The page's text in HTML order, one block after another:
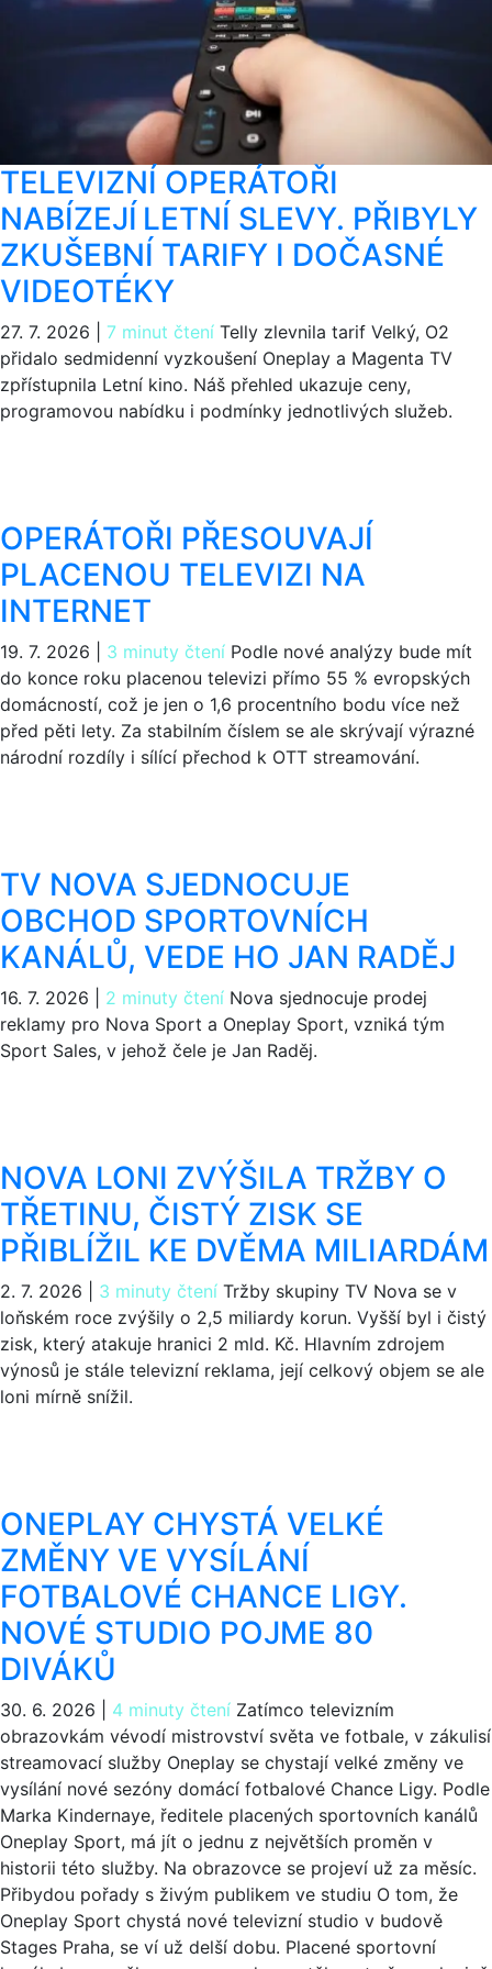
TELEVIZNÍ OPERÁTOŘI
NABÍZEJÍ LETNÍ SLEVY. PŘIBYLY
ZKUŠEBNÍ TARIFY I DOČASNÉ
VIDEOTÉKY
27. 7. 2026 7 minut čtení Telly zlevnila tarif Velký, O2
přidalo sedmidenní vyzkoušení Oneplay a Magenta TV
zpřístupnila Letní kino. Náš přehled ukazuje ceny,
programovou nabídku i podmínky jednotlivých služeb.
OPERÁTOŘI PŘESOUVAJÍ
PLACENOU TELEVIZI NA
INTERNET
19. 7. 2026 3 minuty čtení Podle nové analýzy bude mít
do konce roku placenou televizi přímo 55 % evropských
domácností, což je jen o 1,6 procentního bodu více než
před pěti lety. Za stabilním číslem se ale skrývají výrazné
národní rozdíly i sílící přechod k OTT streamování.
TV NOVA SJEDNOCUJE
OBCHOD SPORTOVNÍCH
KANÁLŮ, VEDE HO JAN RADĚJ
16. 7. 2026 2 minuty čtení Nova sjednocuje prodej
reklamy pro Nova Sport a Oneplay Sport, vzniká tým
Sport Sales, v jehož čele je Jan Raděj.
NOVA LONI ZVÝŠILA TRŽBY O
TŘETINU, ČISTÝ ZISK SE
PŘIBLÍŽIL KE DVĚMA MILIARDÁM
2. 7. 2026 3 minuty čtení Tržby skupiny TV Nova se v
loňském roce zvýšily o 2,5 miliardy korun. Vyšší byl i čistý
zisk, který atakuje hranici 2 mld. Kč. Hlavním zdrojem
výnosů je stále televizní reklama, její celkový objem se ale
loni mírně snížil.
ONEPLAY CHYSTÁ VELKÉ
ZMĚNY VE VYSÍLÁNÍ
FOTBALOVÉ CHANCE LIGY.
NOVÉ STUDIO POJME 80
DIVÁKŮ
30. 6. 2026 4 minuty čtení Zatímco televizním
obrazovkám vévodí mistrovství světa ve fotbale, v zákulisí
streamovací služby Oneplay se chystají velké změny ve
vysílání nové sezóny domácí fotbalové Chance Ligy. Podle
Marka Kindernaye, ředitele placených sportovních kanálů
Oneplay Sport, má jít o jednu z největších proměn v
historii této služby. Na obrazovce se projeví už za měsíc.
Přibydou pořady s živým publikem ve studiu O tom, že
Oneplay Sport chystá nové televizní studio v budově
Stages Praha, se ví už delší dobu. Placené sportovní